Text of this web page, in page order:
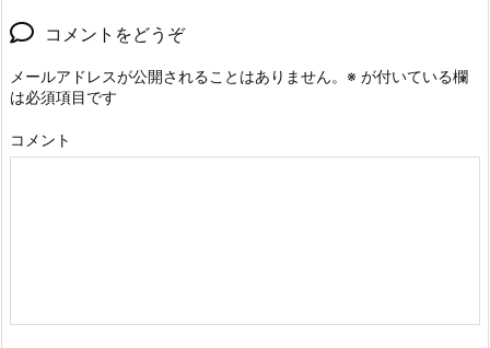
コメントをどうぞ
メールアドレスが公開されることはありません。 ※ が付いている欄
は必須項目です
コメント